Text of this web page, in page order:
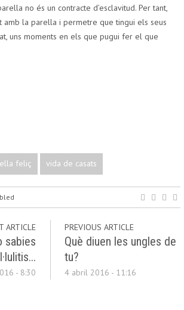
no és un contracte d’esclavitud. Per tant,
amb la parella i permetre que tingui els seus
uns moments en els que pugui fer el que
feliç vida de casats
ARTICLE
sabies
- 8:30
PREVIOUS ARTICLE
Què diuen les ungles de
tu?
4 abril 2016 - 11:16